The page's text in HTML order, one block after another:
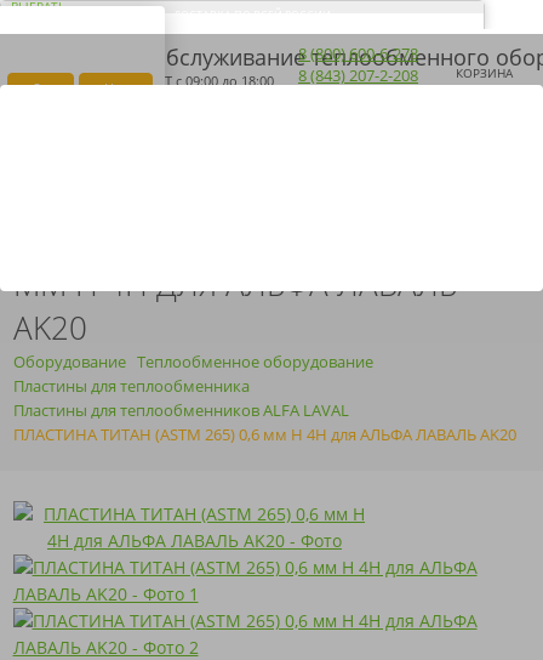
ВЫБРАТЬ
ВАШ ГОРОД ЭЛЬ-
Да НетПН-ПТс 09:00 до 18:00
8 (800) 600-6-278
8 (843) 207-2-208
КОРЗИНА
ММ H 4H ДЛЯ АЛЬФА ЛАВАЛЬ
AK20
Оборудование Теплообменное оборудование
Пластины для теплообменника
Пластины для теплообменников ALFA LAVAL
ПЛАСТИНА ТИТАН (ASTM 265) 0,6 мм H 4H для АЛЬФА ЛАВАЛЬ AK20